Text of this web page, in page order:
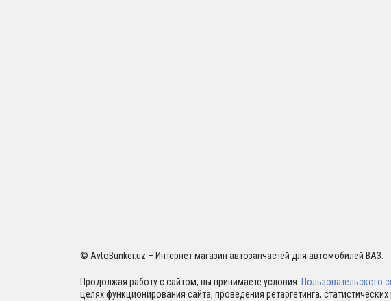
© AvtoBunker.uz – Интернет магазин автозапчастей для автомобилей ВАЗ.
Продолжая работу с сайтом, вы принимаете условия Пользовательского
целях функционирования сайта, проведения ретаргетинга,